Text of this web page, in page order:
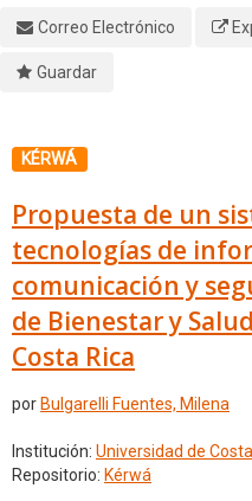
Correo Electrónico
Guardar
KÉRWÁ
Propuesta de un
tecnologías de
comunicación y
de Bienestar y
Costa Rica
por Bulgarelli Fuentes, Milena
Institución: Universidad de
Repositorio: Kérwá